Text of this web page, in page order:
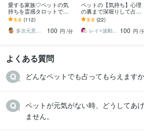
愛する家族♡ペットの気
持ちを霊感タロットで占
います 言葉の壁を超え
て…愛しいペットの心を
知る♡愛と絆よ、深まれ
5.0 (112)
多次元意識覚醒ガイド⭐︎珠緒（たまお）
100 円 /分
ペットの【気持ち】心理
の裏まで深堀りして占い
ます ☆大手の電話占い会
社所属鑑定士が、あなた
の心を軽くします☆
5.0 (22)
レイ⭐波動をあげる占い☆開運カウンセラー 100 円 /
よくある質問
どんなペットでも占ってもらえます
ペットが元気がない時、どうしてあ
ません。